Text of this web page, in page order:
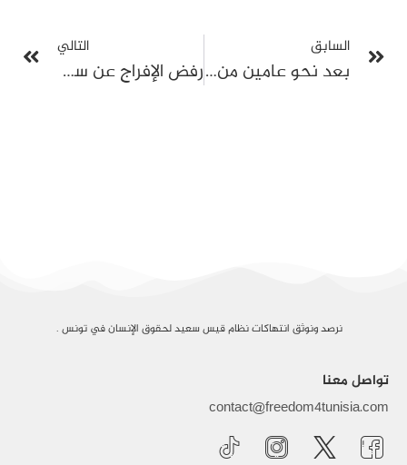
السابق
بعد نحو عامين من السجن: القضاء يفرج عن حاتم الشعبوني مقابل ضمان مالي بـ60 مليون دينار
التالي
رفض الإفراج عن سعدية مصباح رغم أكثر من عامين من الإيقاف وتأجيل المحاكمة إلى 19 جوان
نرصد ونوثق انتهاكات نظام قيس سعيد لحقوق الإنسان في تونس .
تواصل معنا
contact@freedom4tunisia.com